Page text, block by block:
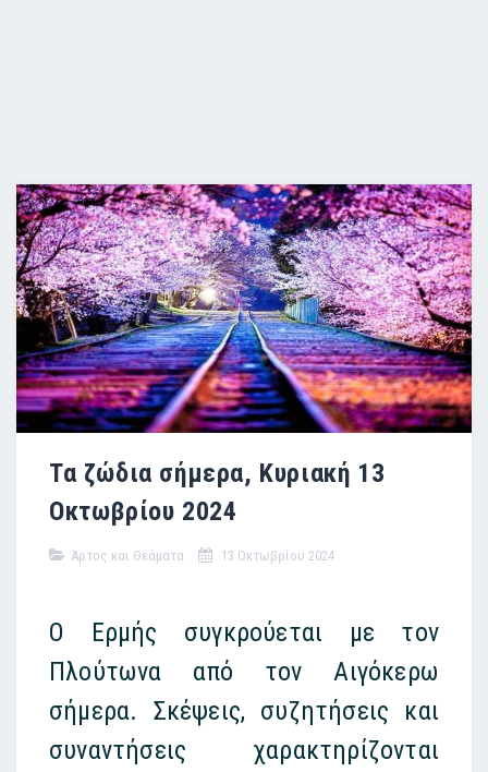
Τα ζώδια σήμερα, Κυριακή 13
Οκτωβρίου 2024
Άρτος και Θεάματα 13 Οκτωβρίου 2024
Ο Ερμής συγκρούεται με τον
Πλούτωνα από τον Αιγόκερω
σήμερα. Σκέψεις, συζητήσεις και
συναντήσεις χαρακτηρίζονται